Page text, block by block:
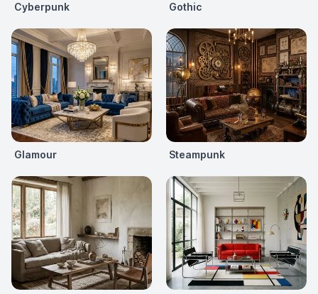
Cyberpunk Gothic
Glamour Steampunk